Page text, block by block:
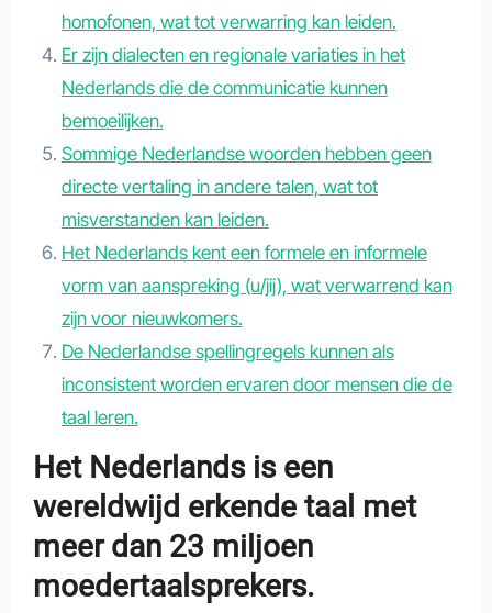
homofonen, wat tot verwarring kan leiden.
Er zijn dialecten en regionale variaties in het
Nederlands die de communicatie kunnen
bemoeilijken.
Sommige Nederlandse woorden hebben geen
directe vertaling in andere talen, wat tot
misverstanden kan leiden.
Het Nederlands kent een formele en informele
vorm van aanspreking (u/jij), wat verwarrend kan
zijn voor nieuwkomers.
De Nederlandse spellingregels kunnen als
inconsistent worden ervaren door mensen die de
taal leren.
Het Nederlands is een
wereldwijd erkende taal met
meer dan 23 miljoen
moedertaalsprekers.